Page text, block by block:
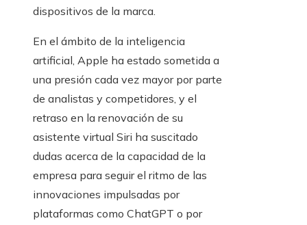
dispositivos de la marca.
En el ámbito de la inteligencia
artificial, Apple ha estado sometida a
una presión cada vez mayor por parte
de analistas y competidores, y el
retraso en la renovación de su
asistente virtual Siri ha suscitado
dudas acerca de la capacidad de la
empresa para seguir el ritmo de las
innovaciones impulsadas por
plataformas como ChatGPT o por